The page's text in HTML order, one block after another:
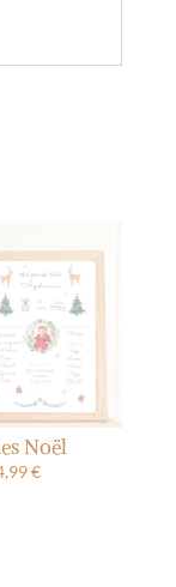
Noël
€Plage